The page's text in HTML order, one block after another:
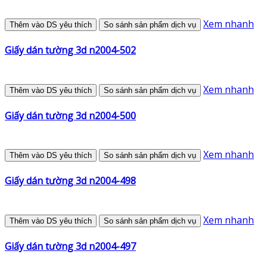
Thêm vào DS yêu thích So sánh sản phẩm dịch vụ Xem nhanh
Giấy dán tường 3d n2004-502
Thêm vào DS yêu thích So sánh sản phẩm dịch vụ Xem nhanh
Giấy dán tường 3d n2004-500
Thêm vào DS yêu thích So sánh sản phẩm dịch vụ Xem nhanh
Giấy dán tường 3d n2004-498
Thêm vào DS yêu thích So sánh sản phẩm dịch vụ Xem nhanh
Giấy dán tường 3d n2004-497